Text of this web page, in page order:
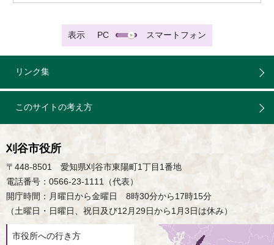
表示 PC スマートフォン
リンク集
このサイトの考え方
刈谷市役所
〒448-8501 愛知県刈谷市東陽町1丁目1番地
電話番号：0566-23-1111（代表）
開庁時間：月曜日から金曜日 8時30分から17時15分
（土曜日・日曜日、祝日及び12月29日から1月3日は休み）
市役所への行き方